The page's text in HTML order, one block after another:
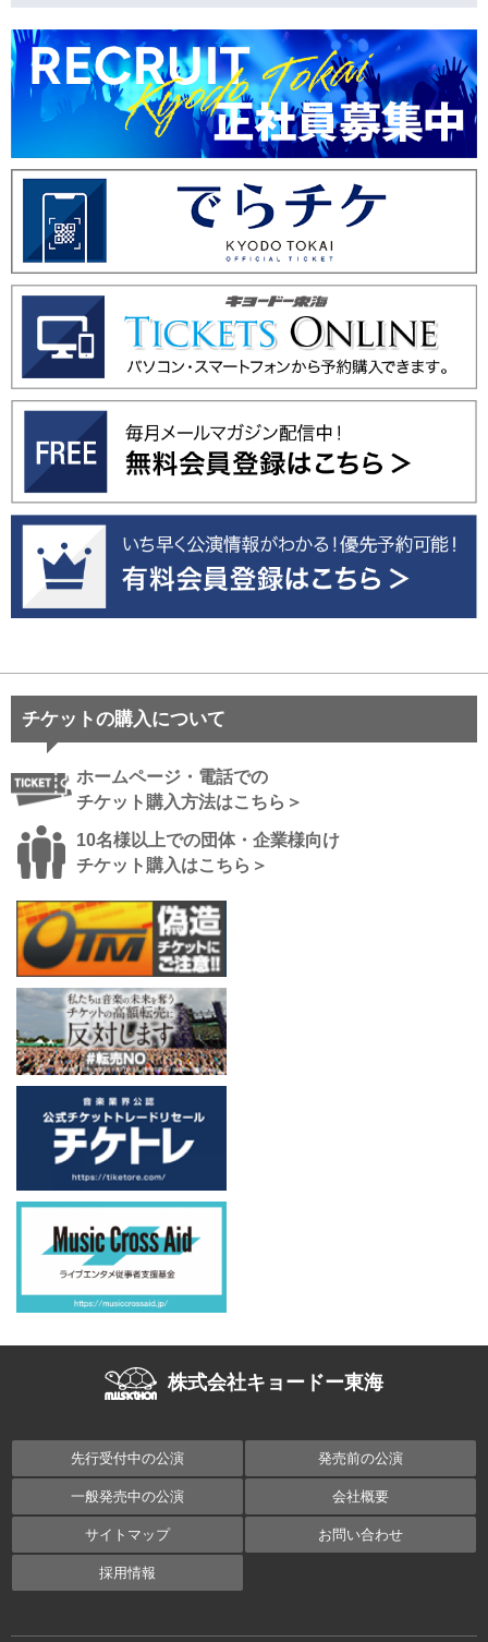
チケットの購入について
ホームページ・電話での
チケット購入方法はこちら＞
10名様以上での団体・企業様向け
チケット購入はこちら＞
株式会社キョードー東海
先行受付中の公演 発売前の公演
一般発売中の公演 会社概要
サイトマップ お問い合わせ
採用情報